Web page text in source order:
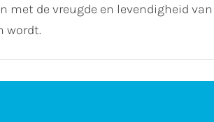
met de vreugde en levendigheid
wordt.